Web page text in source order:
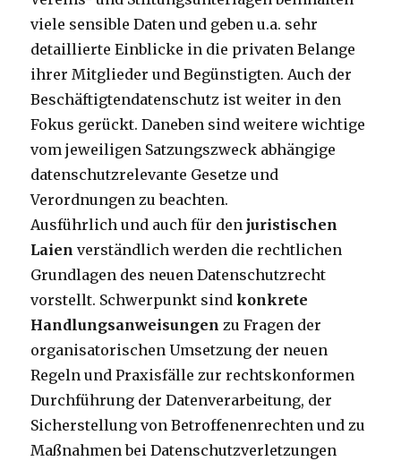
viele sensible Daten und geben u.a. sehr
detaillierte Einblicke in die privaten Belange
ihrer Mitglieder und Begünstigten. Auch der
Beschäftigtendatenschutz ist weiter in den
Fokus gerückt. Daneben sind weitere wichtige
vom jeweiligen Satzungszweck abhängige
datenschutzrelevante Gesetze und
Verordnungen zu beachten.
Ausführlich und auch für denjuristischen
Laien verständlich werden die rechtlichen
Grundlagen des neuen Datenschutzrecht
vorstellt. Schwerpunkt sindkonkrete
Handlungsanweisungen zu Fragen der
organisatorischen Umsetzung der neuen
Regeln und Praxisfälle zur rechtskonformen
Durchführung der Datenverarbeitung, der
Sicherstellung von Betroffenenrechten und zu
Maßnahmen bei Datenschutzverletzungen